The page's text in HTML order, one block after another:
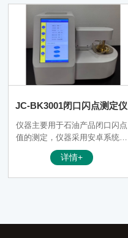
JC-BK3001闭口闪点测定仪
仪器主要用于石油产品闭口闪点
值的测定，仪器采用安卓系统、
10寸工业触摸屏控制、中英文自
由切换，人机交互更方便；仪器
定可靠，操作简单的优点。广泛
详情+